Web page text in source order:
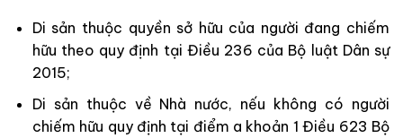
Di sản thuộc quyền sở hữu của người đang chiếm
hữu theo quy định tại Điều 236 của Bộ luật Dân sự
2015;
Di sản thuộc về Nhà nước, nếu không có người
chiếm hữu quy định tại điểm a khoản 1 Điều 623 Bộ